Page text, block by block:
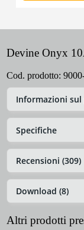
Devine Onyx
Cod. prodotto:
Informazioni
Specifiche
Recensioni (309)
Download (8)
Altri prodotti